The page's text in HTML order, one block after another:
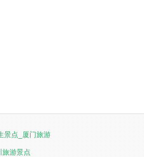
景点_厦门旅游
游景点